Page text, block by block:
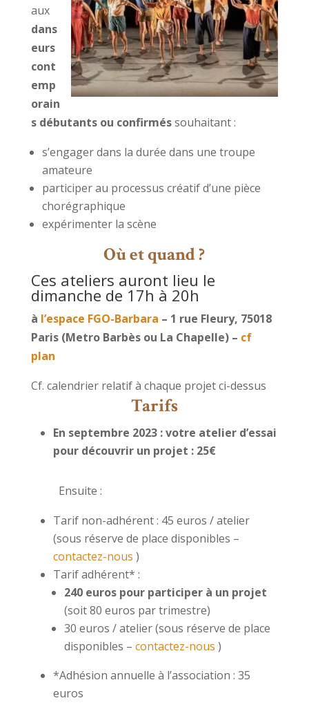
aux
dans
eurs
cont
emp
orain
s débutants ou confirméssouhaitant :
s’engager dans la durée dans une troupe
amateure
participer au processus créatif d’une pièce
chorégraphique
expérimenter la scène
Où et quand ?
Ces ateliers auront lieu le
dimanche de 17h à 20h
à l’espace FGO-Barbara – 1 rue Fleury, 75018
Paris (Metro Barbès ou La Chapelle) – cf
plan
Cf. calendrier relatif à chaque projet ci-dessus
Tarifs
En septembre 2023 : votre atelier d’essai
pour découvrir un projet : 25€
Ensuite :
Tarif non-adhérent : 45 euros / atelier
(sous réserve de place disponibles –
contactez-nous )
Tarif adhérent* :
240 euros pour participer à un projet
(soit 80 euros par trimestre)
30 euros / atelier (sous réserve de place
disponibles – contactez-nous )
*Adhésion annuelle à l’association : 35
euros